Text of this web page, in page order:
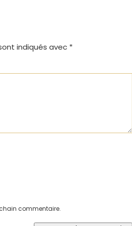
indiqués avec *
commentaire.